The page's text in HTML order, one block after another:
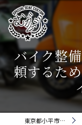
バイク整
頼するた
東京都小平市でバイクなら株式会社5cm